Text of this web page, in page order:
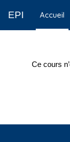
EPI Accueil
Ce cours